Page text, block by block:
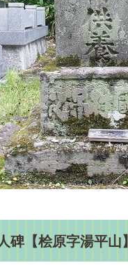
碑【桧原字湯平山